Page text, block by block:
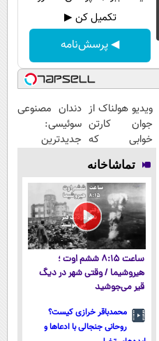
تکمیل کن ▶
◀ پرسش‌نامه
ویدیو هولناک از
جوان کارتن
خوابی که
میلیاردر شد.
آموزش رایگان
دندان مصنوعی
سوئیسی:
جدیدترین
پرداخت قسطی
تماشاخانه
ساعت ۸:۱۵ ششم اوت ؛
هیروشیما / وقتی شهر در دیگ
قیر می‌جوشید
محمدباقر خرازی کیست؟
روحانی جنجالی با ادعاها و